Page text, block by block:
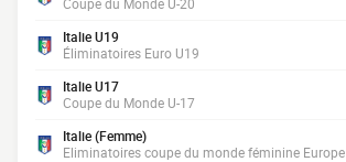
Italie U19
Éliminatoires Euro U19
Italie U17
Coupe du Monde U-17
Italie (Femme)
Eliminatoires coupe du monde féminine Europe